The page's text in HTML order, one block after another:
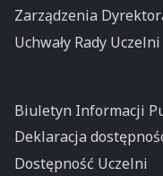
Zarządzenia
Uchwały Rady
Biuletyn Informacji
Deklaracja
Dostępność Uczelni